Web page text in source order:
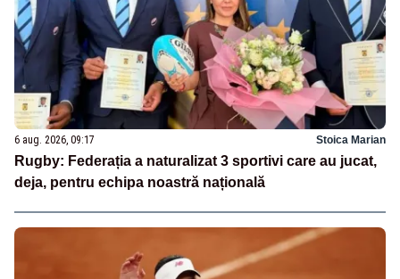
6 aug. 2026, 09:17 Stoica Marian
Rugby: Federația a naturalizat 3 sportivi care au jucat,
deja, pentru echipa noastră națională